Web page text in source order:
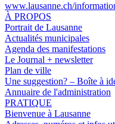
www.lausanne.ch/
À PROPOS
Portrait de Lausanne
Actualités municipales
Agenda des manifestations
Le Journal + newsletter
Plan de ville
Une suggestion? – Boîte à
Annuaire de l'administration
PRATIQUE
Bienvenue à Lausanne